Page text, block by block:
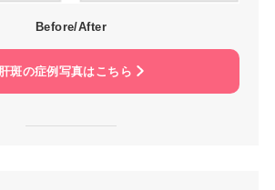
Before/After
肝斑の症例写真はこちら